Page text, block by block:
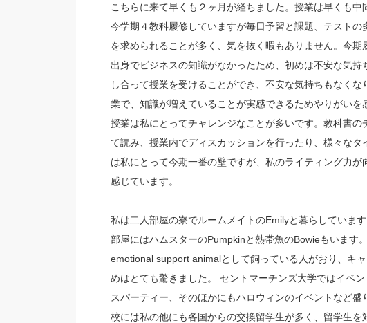
こちらに来て早くも２ヶ月が経ちました。授業は早くも
今学期４教科履修していますが毎日予習と課題、テスト
を求められることが多く、気を抜く暇もありません。今
出身でビジネスの知識がなかったため、初めは不安な気
し合って授業を受けることができ、不安な気持ちもなく
業で、知識が増えていることが実感できるためやりがい
授業は私にとってチャレンジなことが多いです。教科書
て読み、授業内でディスカッションを行ったり、様々な
は私にとって今期一番の壁ですが、私のライティング力
感じています。
私は二人部屋の寮でルームメイトのEmilyと暮らしていま
部屋にはハムスターのPumpkinと熱帯魚のBowieもいます
emotional support animalとして飼っている人がおり、キ
めはとても驚きました。 セントマーチンズ大学ではイベ
スパーティー、そのほかにもハロウィンのイベントなど
校には私の他にも各国からの交換留学生が多く、留学生